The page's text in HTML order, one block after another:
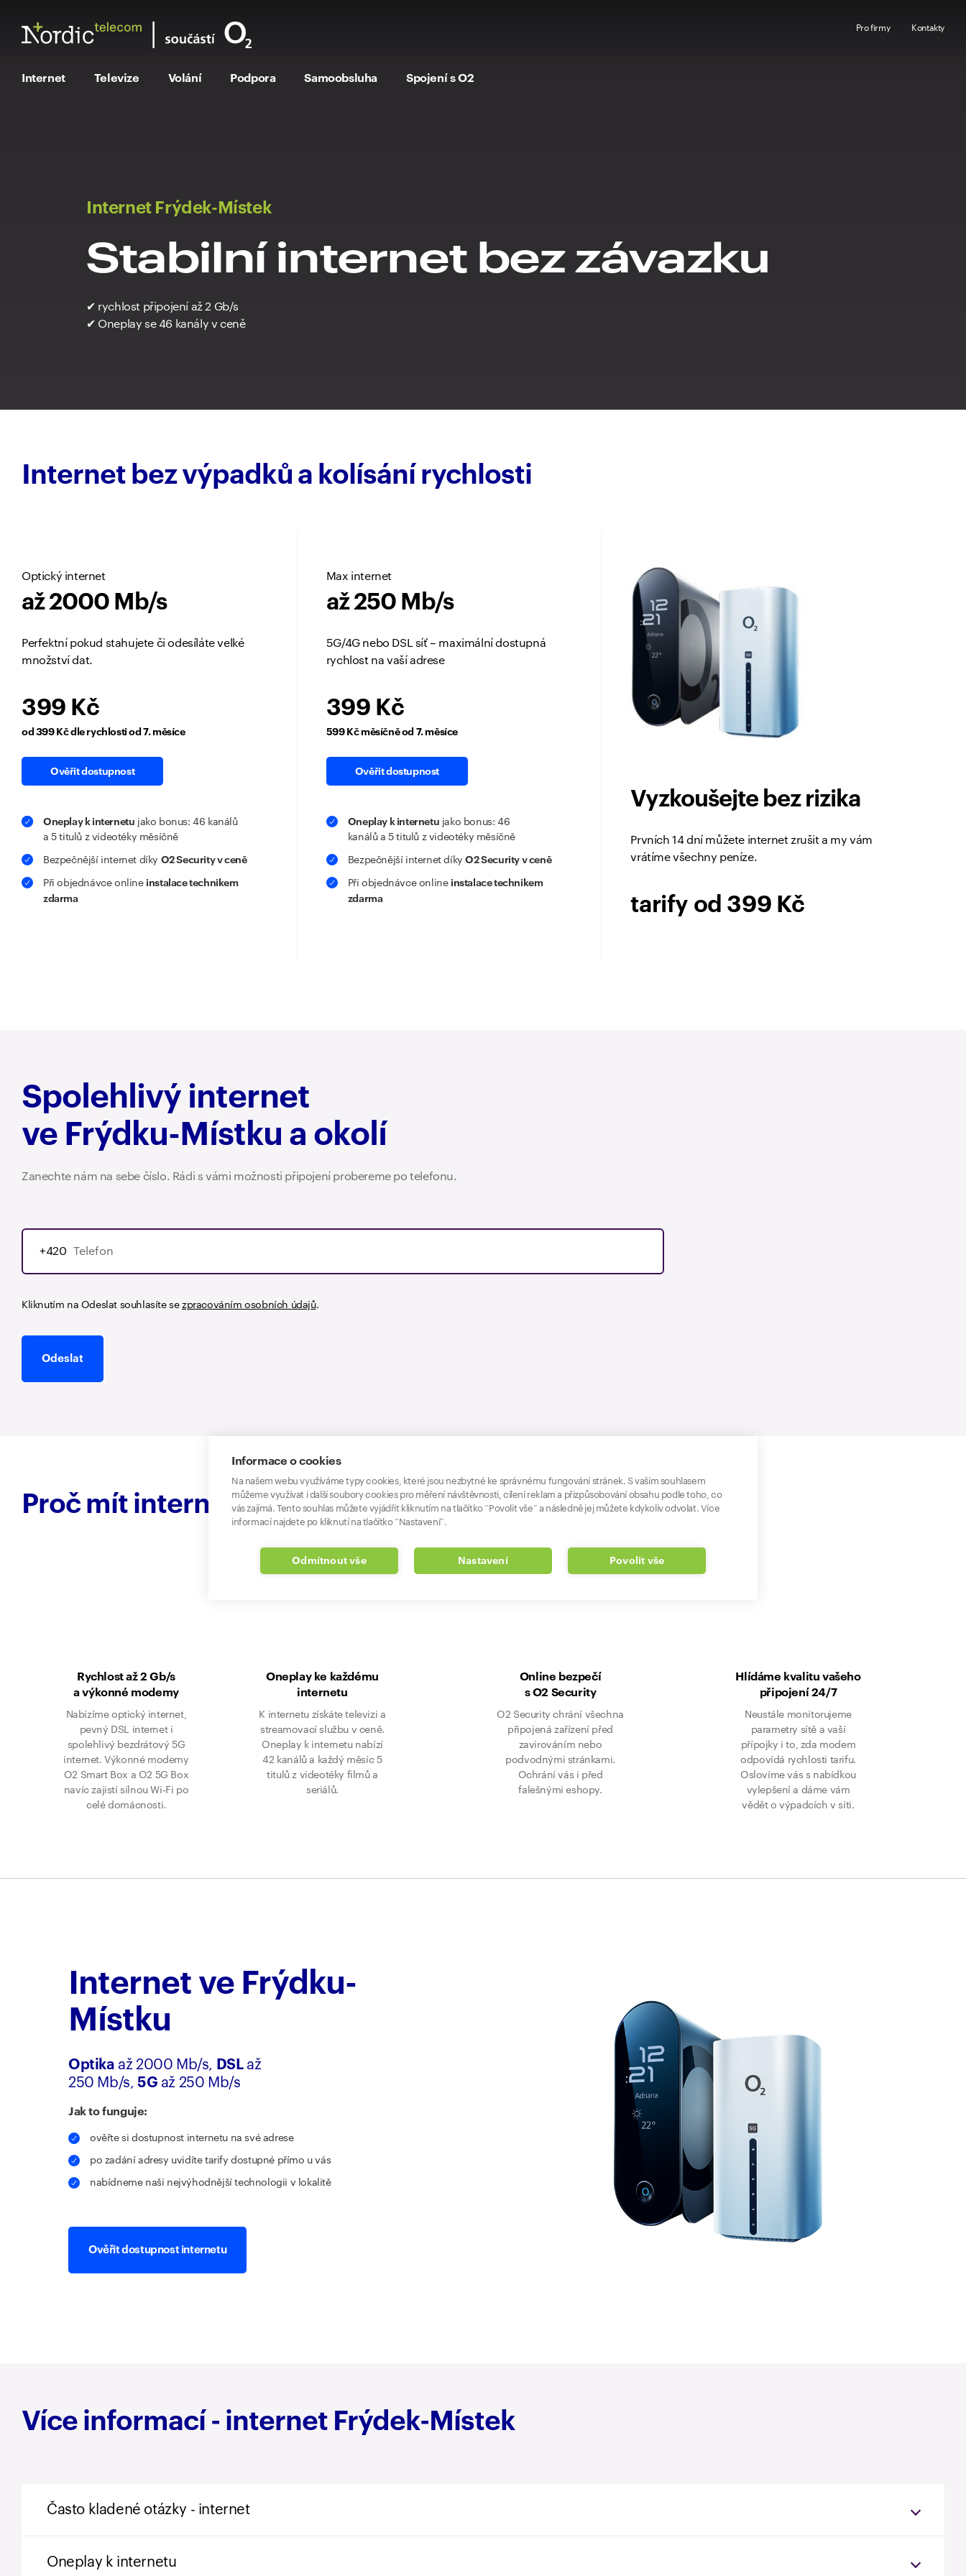
Pro firmy Kontakty
Internet Televize Volání Podpora Samoobsluha Spojení s O2
Internet Frýdek-Místek
Stabilní internet bez závazku
✔ rychlost připojení až 2 Gb/s
✔ Oneplay se 46 kanály v ceně
Internet bez výpadků a kolísání rychlosti
Optický internet
až 2000 Mb/s
Perfektní pokud stahujete či odesíláte velké
množství dat.
399 Kč
od 399 Kč dle rychlosti od 7. měsíce
Ověřit dostupnost
Oneplay k internetu jako bonus: 46 kanálů
a 5 titulů z videotéky měsíčně
Bezpečnější internet díky O2 Security v ceně
Při objednávce online instalace technikem
zdarma
Max internet
až 250 Mb/s
5G/4G nebo DSL síť – maximální dostupná
rychlost na vaší adrese
399 Kč
599 Kč měsíčně od 7. měsíce
Ověřit dostupnost
Oneplay k internetu jako bonus: 46
kanálů a 5 titulů z videotéky měsíčně
Bezpečnější internet díkyO2 Security v ceně
Při objednávce online instalace technikem
zdarma
Vyzkoušejte bez rizika
Prvních 14 dní můžete internet zrušit a my vám
vrátíme všechny peníze.
tarify od 399 Kč
Spolehlivý internet
ve Frýdku-Místku a okolí
Zanechte nám na sebe číslo. Rádi s vámi možnosti připojení probereme po telefonu.
+420
+420
Kliknutím na Odeslat souhlasíte sezpracováním osobních údajů.
Odeslat
Proč mít internet u O2
Rychlost až 2 Gb/s
a výkonné modemy
Nabízíme optický internet,
pevný DSL internet i
spolehlivý bezdrátový 5G
internet. Výkonné modemy
O2 Smart Box a O2 5G Box
navíc zajistí silnou Wi‑Fi po
celé domácnosti.
Oneplay ke každému
internetu
K internetu získáte televizi a
streamovací službu v ceně.
Oneplay k internetu nabízí
42 kanálů a každý měsíc 5
titulů z videotéky filmů a
seriálů.
Online bezpečí
s O2 Security
O2 Security chrání všechna
připojená zařízení před
zavirováním nebo
podvodnými stránkami.
Ochrání vás i před
falešnými eshopy.
Hlídáme kvalitu vašeho
připojení 24/7
Neustále monitorujeme
parametry sítě a vaší
přípojky i to, zda modem
odpovídá rychlosti tarifu.
Oslovíme vás s nabídkou
vylepšení a dáme vám
vědět o výpadcích v síti.
Internet ve Frýdku-
Místku
Optika až 2000 Mb/s, DSLaž
250 Mb/s, 5G až 250 Mb/s
Jak to funguje:
ověřte si dostupnost internetu na své adrese
po zadání adresy uvidíte tarify dostupné přímo u vás
nabídneme naši nejvýhodnější technologii v lokalitě
Ověřit dostupnost internetu
Více informací - internet Frýdek-Místek
Často kladené otázky - internet
Oneplay k internetu
Informace o cookies
Na našem webu využíváme typy cookies, které jsou nezbytné ke správnému fungování stránek. S vaším souhlasem
můžeme využívat i další soubory cookies pro měření návštěvnosti, cílení reklam a přizpůsobování obsahu podle toho, co
vás zajímá. Tento souhlas můžete vyjádřit kliknutím na tlačítko “Povolit vše” a následně jej můžete kdykoliv odvolat. Více
informací najdete po kliknutí na tlačítko “Nastavení”.
Povolit vše
Nastavení
Odmítnout vše